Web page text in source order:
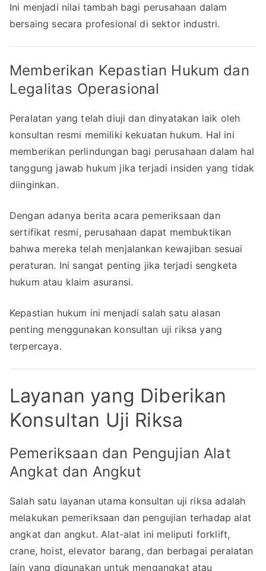
Ini menjadi nilai tambah bagi perusahaan dalam
bersaing secara profesional di sektor industri.
Memberikan Kepastian Hukum dan
Legalitas Operasional
Peralatan yang telah diuji dan dinyatakan laik oleh
konsultan resmi memiliki kekuatan hukum. Hal ini
memberikan perlindungan bagi perusahaan dalam hal
tanggung jawab hukum jika terjadi insiden yang tidak
diinginkan.
Dengan adanya berita acara pemeriksaan dan
sertifikat resmi, perusahaan dapat membuktikan
bahwa mereka telah menjalankan kewajiban sesuai
peraturan. Ini sangat penting jika terjadi sengketa
hukum atau klaim asuransi.
Kepastian hukum ini menjadi salah satu alasan
penting menggunakan konsultan uji riksa yang
terpercaya.
Layanan yang Diberikan
Konsultan Uji Riksa
Pemeriksaan dan Pengujian Alat
Angkat dan Angkut
Salah satu layanan utama konsultan uji riksa adalah
melakukan pemeriksaan dan pengujian terhadap alat
angkat dan angkut. Alat-alat ini meliputi forklift,
crane, hoist, elevator barang, dan berbagai peralatan
lain yang digunakan untuk mengangkat atau